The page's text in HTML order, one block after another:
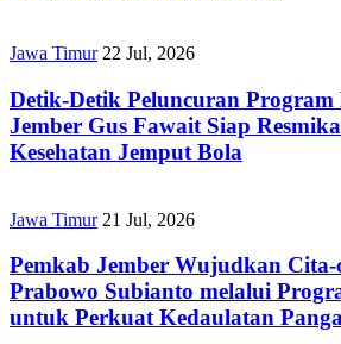
Jawa Timur 22 Jul, 2026
Detik-Detik Peluncuran Program
Jember Gus Fawait Siap
Kesehatan Jemput Bola
Jawa Timur 21 Jul, 2026
Pemkab Jember Wujudkan Cita-
Prabowo Subianto melalui
untuk Perkuat Kedaulatan